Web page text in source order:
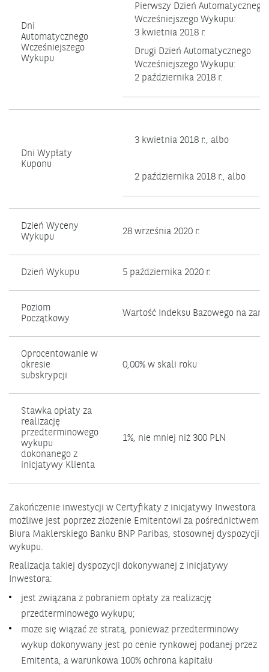
Dni
Automatycznego
Wcześniejszego
Wykupu
Pierwszy Dzień Automatycznego
Wcześniejszego Wykupu:
3 kwietnia 2018 r.
Drugi Dzień Automatycznego
Wcześniejszego Wykupu:
2 października 2018 r.
Dni Wypłaty
Kuponu
3 kwietnia 2018 r., albo
2 października 2018 r., albo
Dzień Wyceny
Wykupu
28 września 2020 r.
Dzień Wykupu 5 października 2020 r.
Poziom
Początkowy
Wartość Indeksu Bazowego na
Oprocentowanie w
okresie
subskrypcji
0,00% w skali roku
Stawka opłaty za
realizację
przedterminowego
wykupu
dokonanego z
inicjatywy Klienta
1%, nie mniej niż 300 PLN
Zakończenie inwestycji w Certyfikaty z inicjatywy Inwestora
możliwe jest poprzez złożenie Emitentowi za pośrednictwem
Biura Maklerskiego Banku BNP Paribas, stosownej dyspozycji
wykupu.
Realizacja takiej dyspozycji dokonywanej z inicjatywy
Inwestora:
jest związana z pobraniem opłaty za realizację
przedterminowego wykupu;
może się wiązać ze stratą, ponieważ przedterminowy
wykup dokonywany jest po cenie rynkowej podanej przez
Emitenta, a warunkowa 100% ochrona kapitału